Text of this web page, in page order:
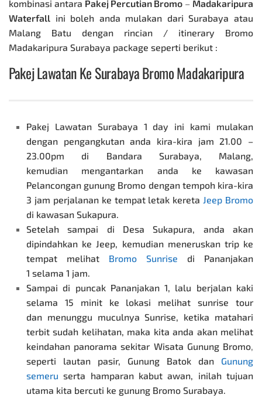
kombinasi antara Pakej Percutian Bromo – Madakaripura
Waterfall
ini boleh anda mulakan dari Surabaya atau
Malang Batu dengan rincian / itinerary Bromo
Madakaripura Surabaya package seperti berikut :
Pakej Lawatan Ke SurabayaBromo Madakaripura
Pakej Lawatan Surabaya 1 day ini kami mulakan
dengan pengangkutan anda kira-kira jam 21.00 –
23.00pm di Bandara Surabaya, Malang,
kemudian mengantarkan anda ke kawasan
Pelancongan gunung Bromo dengan tempoh kira-kira
3 jam perjalanan ke tempat letak kereta Jeep Bromo
di kawasan Sukapura.
Setelah sampai di Desa Sukapura, anda akan
dipindahkan ke Jeep, kemudian meneruskan trip ke
tempat melihat
Bromo Sunrise
di Pananjakan
1 selama 1 jam.
Sampai di puncak Pananjakan 1, lalu berjalan kaki
selama 15 minit ke lokasi melihat sunrise tour
dan menunggu muculnya Sunrise, ketika matahari
terbit sudah kelihatan, maka kita anda akan melihat
keindahan panorama sekitar Wisata Gunung Bromo
seperti lautan pasir, Gunung Batok dan
Gunung
semeru serta hamparan kabut awan, inilah tujuan
utama kita bercuti ke gunung Bromo Surabaya.